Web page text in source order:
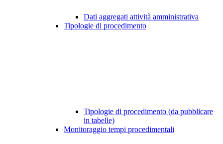
Dati aggregati attività amministrativa
Tipologie di procedimento
Tipologie di procedimento (da pubblicare
in tabelle)
Monitoraggio tempi procedimentali